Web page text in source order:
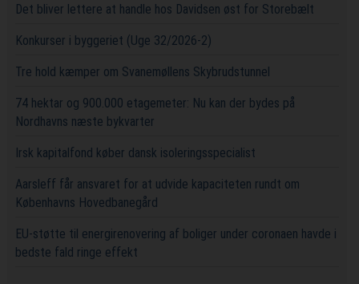
Det bliver lettere at handle hos Davidsen øst for Storebælt
Konkurser i byggeriet (Uge 32/2026-2)
Tre hold kæmper om Svanemøllens Skybrudstunnel
74 hektar og 900.000 etagemeter: Nu kan der bydes på
Nordhavns næste bykvarter
Irsk kapitalfond køber dansk isoleringsspecialist
Aarsleff får ansvaret for at udvide kapaciteten rundt om
Københavns Hovedbanegård
EU-støtte til energirenovering af boliger under coronaen havde i
bedste fald ringe effekt